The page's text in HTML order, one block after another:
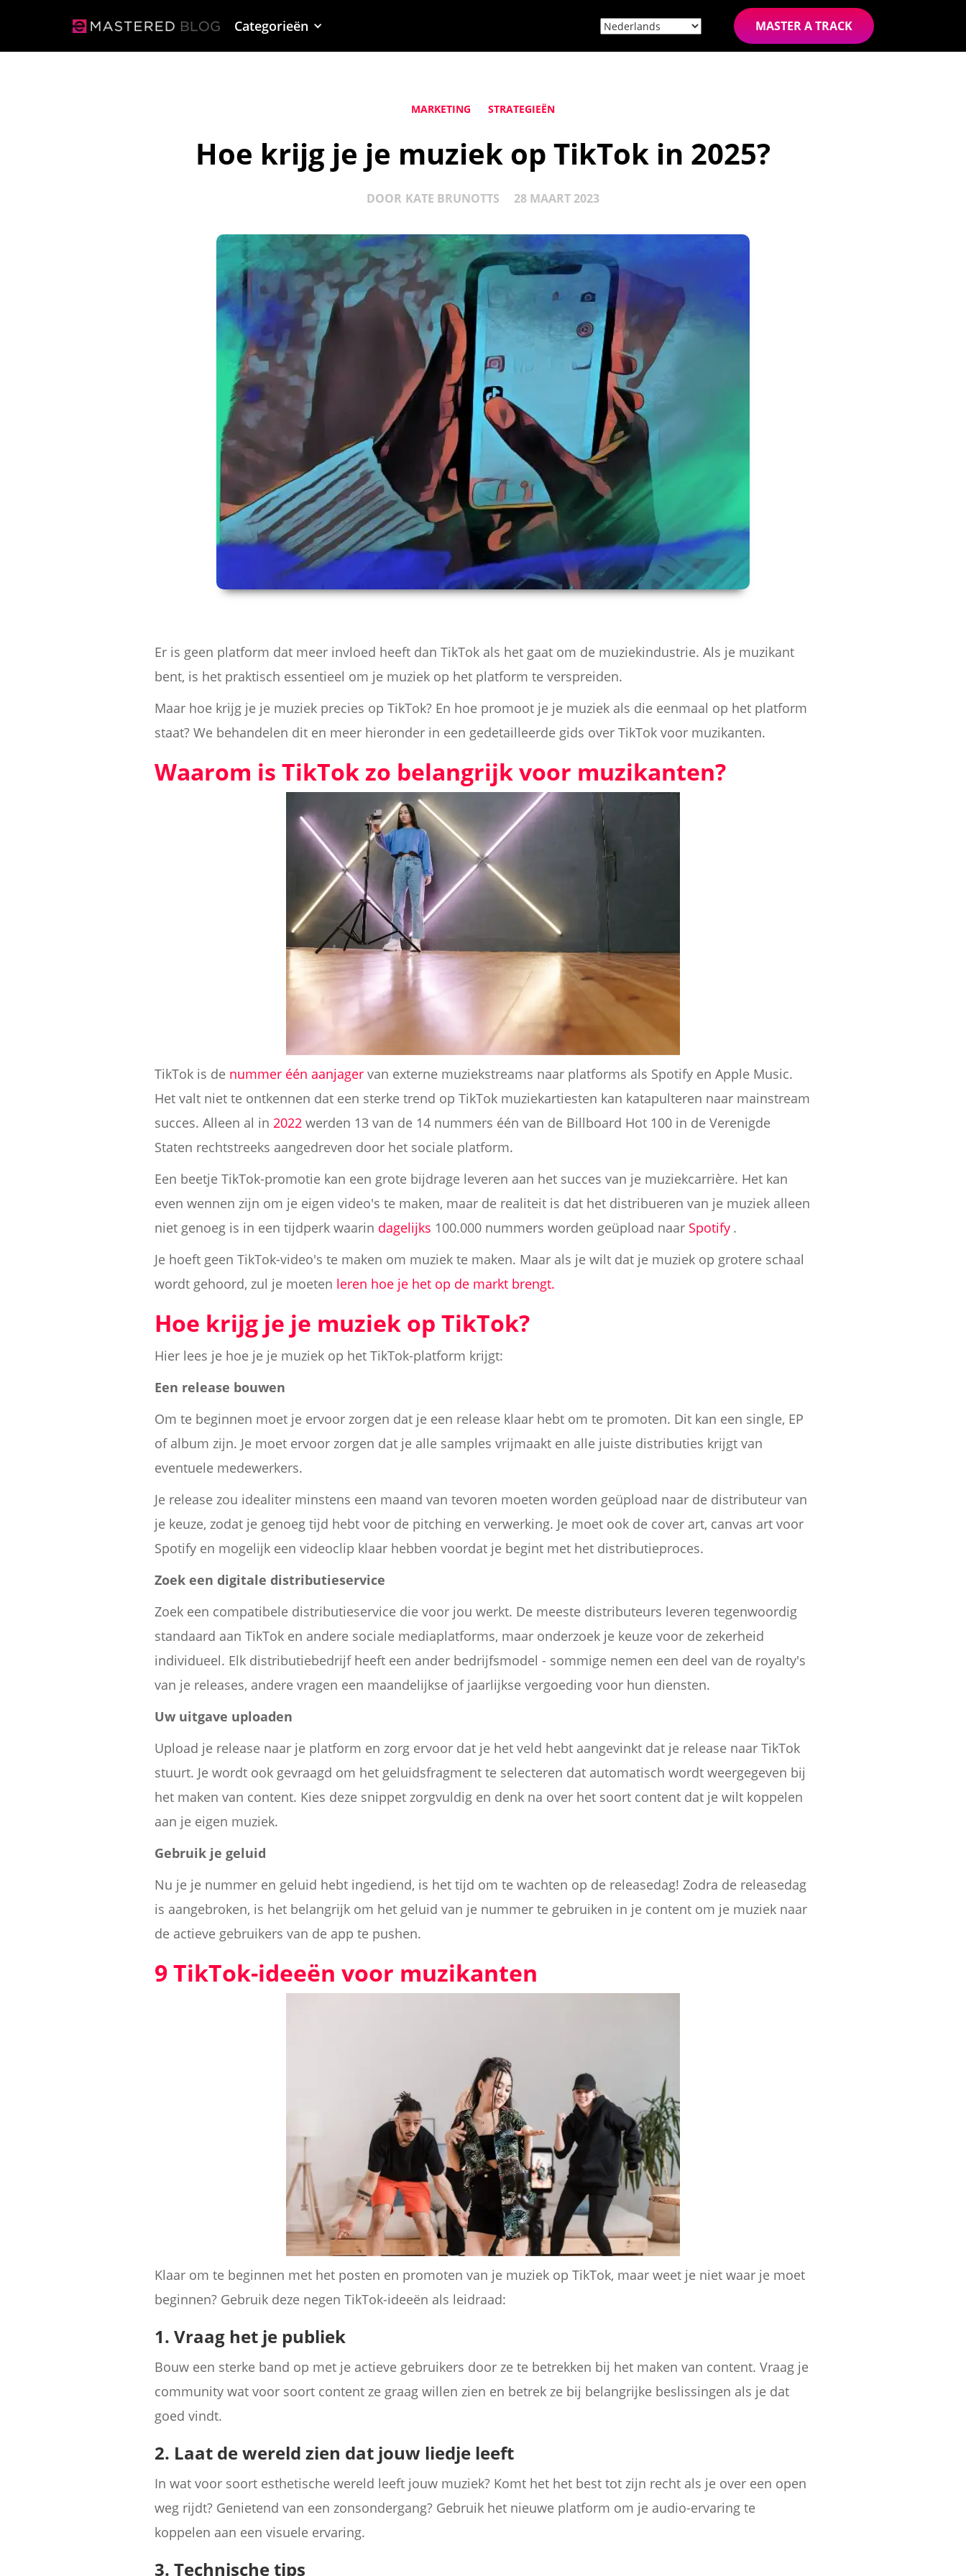
Categorieën MASTER A TRACK
MARKETING STRATEGIEËN
Hoe krijg je je muziek op TikTok in 2025?
DOOR KATE BRUNOTTS 28 MAART 2023
Er is geen platform dat meer invloed heeft dan TikTok als het gaat om de muziekindustrie. Als je muzikant
bent, is het praktisch essentieel om je muziek op het platform te verspreiden.
Maar hoe krijg je je muziek precies op TikTok? En hoe promoot je je muziek als die eenmaal op het platform
staat? We behandelen dit en meer hieronder in een gedetailleerde gids over TikTok voor muzikanten.
Waarom is TikTok zo belangrijk voor muzikanten?
TikTok is de nummer één aanjager van externe muziekstreams naar platforms als Spotify en Apple Music.
Het valt niet te ontkennen dat een sterke trend op TikTok muziekartiesten kan katapulteren naar mainstream
succes. Alleen al in2022 werden 13 van de 14 nummers één van de Billboard Hot 100 in de Verenigde
Staten rechtstreeks aangedreven door het sociale platform.
Een beetje TikTok-promotie kan een grote bijdrage leveren aan het succes van je muziekcarrière. Het kan
even wennen zijn om je eigen video's te maken, maar de realiteit is dat het distribueren van je muziek alleen
niet genoeg is in een tijdperk waarin dagelijks 100.000 nummers worden geüpload naar Spotify .
Je hoeft geen TikTok-video's te maken om muziek te maken. Maar als je wilt dat je muziek op grotere schaal
wordt gehoord, zul je moeten leren hoe je het op de markt brengt.
Hoe krijg je je muziek op TikTok?
Hier lees je hoe je je muziek op het TikTok-platform krijgt:
Een release bouwen
Om te beginnen moet je ervoor zorgen dat je een release klaar hebt om te promoten. Dit kan een single, EP
of album zijn. Je moet ervoor zorgen dat je alle samples vrijmaakt en alle juiste distributies krijgt van
eventuele medewerkers.
Je release zou idealiter minstens een maand van tevoren moeten worden geüpload naar de distributeur van
je keuze, zodat je genoeg tijd hebt voor de pitching en verwerking. Je moet ook de cover art, canvas art voor
Spotify en mogelijk een videoclip klaar hebben voordat je begint met het distributieproces.
Zoek een digitale distributieservice
Zoek een compatibele distributieservice die voor jou werkt. De meeste distributeurs leveren tegenwoordig
standaard aan TikTok en andere sociale mediaplatforms, maar onderzoek je keuze voor de zekerheid
individueel. Elk distributiebedrijf heeft een ander bedrijfsmodel - sommige nemen een deel van de royalty's
van je releases, andere vragen een maandelijkse of jaarlijkse vergoeding voor hun diensten.
Uw uitgave uploaden
Upload je release naar je platform en zorg ervoor dat je het veld hebt aangevinkt dat je release naar TikTok
stuurt. Je wordt ook gevraagd om het geluidsfragment te selecteren dat automatisch wordt weergegeven bij
het maken van content. Kies deze snippet zorgvuldig en denk na over het soort content dat je wilt koppelen
aan je eigen muziek.
Gebruik je geluid
Nu je je nummer en geluid hebt ingediend, is het tijd om te wachten op de releasedag! Zodra de releasedag
is aangebroken, is het belangrijk om het geluid van je nummer te gebruiken in je content om je muziek naar
de actieve gebruikers van de app te pushen.
9 TikTok-ideeën voor muzikanten
Klaar om te beginnen met het posten en promoten van je muziek op TikTok, maar weet je niet waar je moet
beginnen? Gebruik deze negen TikTok-ideeën als leidraad:
1. Vraag het je publiek
Bouw een sterke band op met je actieve gebruikers door ze te betrekken bij het maken van content. Vraag je
community wat voor soort content ze graag willen zien en betrek ze bij belangrijke beslissingen als je dat
goed vindt.
2. Laat de wereld zien dat jouw liedje leeft
In wat voor soort esthetische wereld leeft jouw muziek? Komt het het best tot zijn recht als je over een open
weg rijdt? Genietend van een zonsondergang? Gebruik het nieuwe platform om je audio-ervaring te
koppelen aan een visuele ervaring.
3. Technische tips